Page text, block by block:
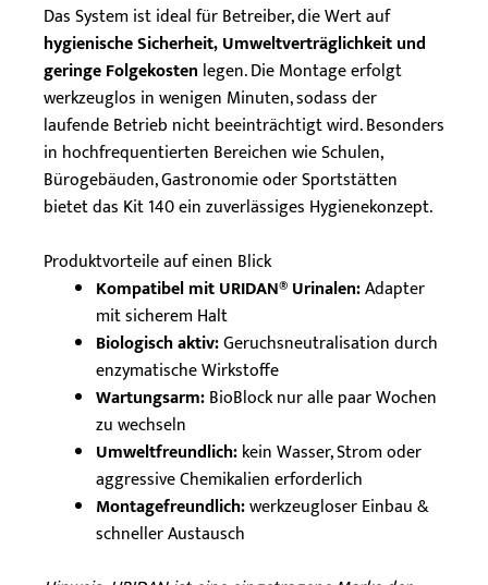
Das System ist ideal für Betreiber, die Wert auf
hygienische Sicherheit, Umweltverträglichkeit und
geringe Folgekosten legen. Die Montage erfolgt
werkzeuglos in wenigen Minuten, sodass der
laufende Betrieb nicht beeinträchtigt wird. Besonders
in hochfrequentierten Bereichen wie Schulen,
Bürogebäuden, Gastronomie oder Sportstätten
bietet das Kit 140 ein zuverlässiges Hygienekonzept.
Produktvorteile auf einen Blick
Kompatibel mit URIDAN® Urinalen:Adapter
mit sicherem Halt
Biologisch aktiv:Geruchsneutralisation durch
enzymatische Wirkstoffe
Wartungsarm:BioBlock nur alle paar Wochen
zu wechseln
Umweltfreundlich:kein Wasser, Strom oder
aggressive Chemikalien erforderlich
Montagefreundlich:werkzeugloser Einbau &
schneller Austausch